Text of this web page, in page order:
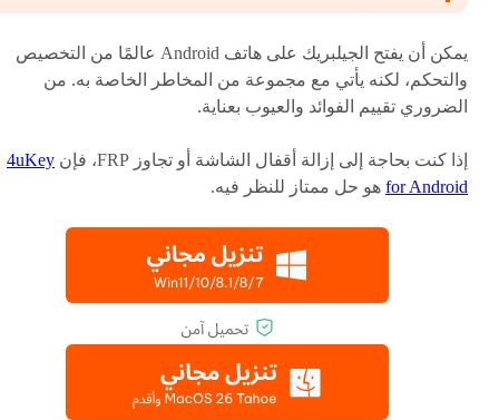
يمكن أن يفتح الجيلبريك على هاتف Android عالمًا من التخصيص
والتحكم، لكنه يأتي مع مجموعة من المخاطر الخاصة به. من
الضروري تقييم الفوائد والعيوب بعناية.
إذا كنت بحاجة إلى إزالة أقفال الشاشة أو تجاوز FRP، فإن
4uKey
for Android هو حل ممتاز للنظر فيه.